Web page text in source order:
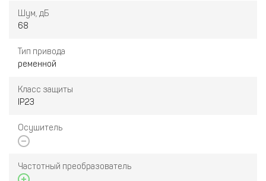
Шум, дБ
68
Тип привода
ременной
Класс защиты
IP23
Осушитель
Частотный преобразователь